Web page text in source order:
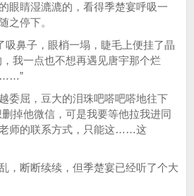
睛湿漉漉的，看得季楚宴呼吸一
之停下。
鼻子，眼梢一塌，睫毛上便挂了晶
我一点也不想再遇见唐宇那个烂
……”
屈，豆大的泪珠吧嗒吧嗒地往下
掉他微信，可是我要等他拉我进同
师的联系方式，只能这……这
断断续续，但季楚宴已经听了个大